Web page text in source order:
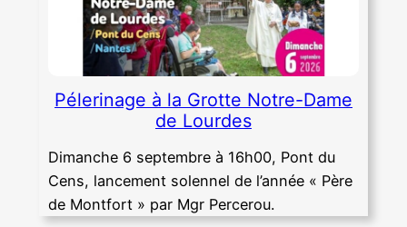
Pélerinage à la Grotte Notre-Dame
de Lourdes
Dimanche 6 septembre à 16h00, Pont du
Cens, lancement solennel de l’année « Père
de Montfort » par Mgr Percerou.